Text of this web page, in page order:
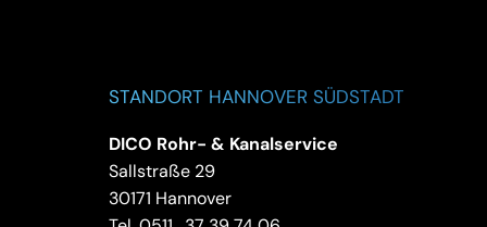
STANDORT HANNOVER SÜDSTADT
DICO Rohr- & Kanalservice
Sallstraße 29
30171 Hannover